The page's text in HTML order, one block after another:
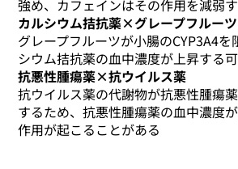
強め、カフェインはその作用を減弱
カルシウム拮抗薬×グレープフルー
グレープフルーツが小腸のCYP3A4
シウム拮抗薬の血中濃度が上昇する
抗悪性腫瘍薬×抗ウイルス薬
抗ウイルス薬の代謝物が抗悪性腫瘍
するため、抗悪性腫瘍薬の血中濃度
作用が起こることがある